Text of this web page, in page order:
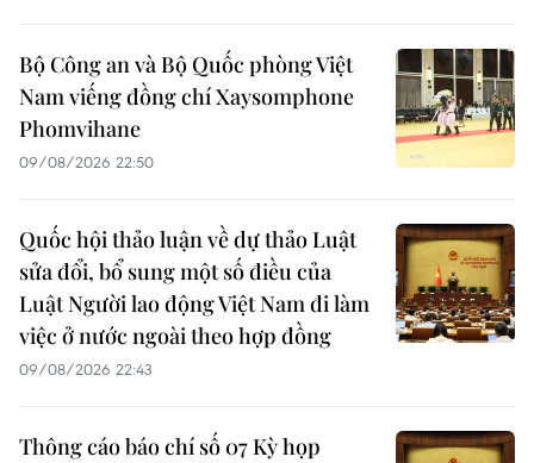
Bộ Công an và Bộ Quốc phòng Việt
Nam viếng đồng chí Xaysomphone
Phomvihane
09/08/2026 22:50
Quốc hội thảo luận về dự thảo Luật
sửa đổi, bổ sung một số điều của
Luật Người lao động Việt Nam đi làm
việc ở nước ngoài theo hợp đồng
09/08/2026 22:43
Thông cáo báo chí số 07 Kỳ họp